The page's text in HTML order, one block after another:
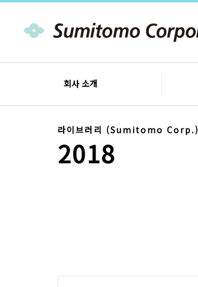
회사 소개
라이브러리 (Sumitomo Corp.)
2018